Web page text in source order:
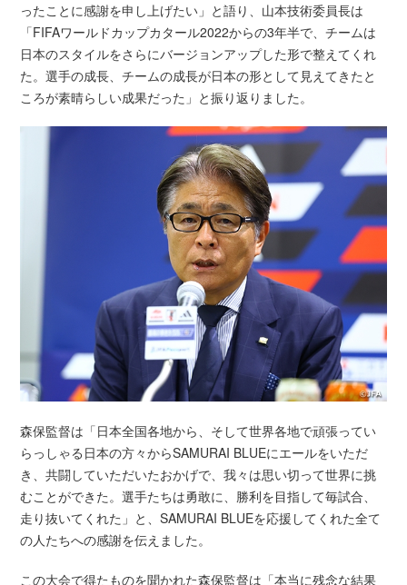
ったことに感謝を申し上げたい」と語り、山本技術委員長は
「FIFAワールドカップカタール2022からの3年半で、チームは
日本のスタイルをさらにバージョンアップした形で整えてくれ
た。選手の成長、チームの成長が日本の形として見えてきたと
ころが素晴らしい成果だった」と振り返りました。
森保監督は「日本全国各地から、そして世界各地で頑張ってい
らっしゃる日本の方々からSAMURAI BLUEにエールをいただ
き、共闘していただいたおかげで、我々は思い切って世界に挑
むことができた。選手たちは勇敢に、勝利を目指して毎試合、
走り抜いてくれた」と、SAMURAI BLUEを応援してくれた全て
の人たちへの感謝を伝えました。
この大会で得たものを聞かれた森保監督は「本当に残念な結果